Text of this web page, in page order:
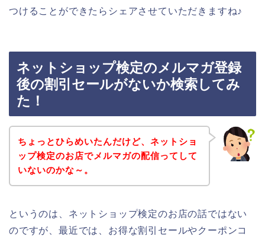
つけることができたらシェアさせていただきますね♪
ネットショップ検定のメルマガ登録
後の割引セールがないか検索してみ
た！
ちょっとひらめいたんだけど、ネットショ
ップ検定のお店でメルマガの配信ってして
いないのかな～。
というのは、ネットショップ検定のお店の話ではない
のですが、最近では、お得な割引セールやクーポンコ